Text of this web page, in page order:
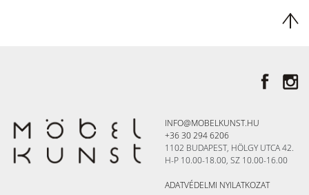
INFO@MOBELKUNST.HU
+36 30 294 6206
1102 BUDAPEST, HÖLGY UTCA 42.
H-P 10.00-18.00, SZ 10.00-16.00
ADATVÉDELMI NYILATKOZAT